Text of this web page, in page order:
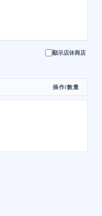
顯示店休商店
操作/數量